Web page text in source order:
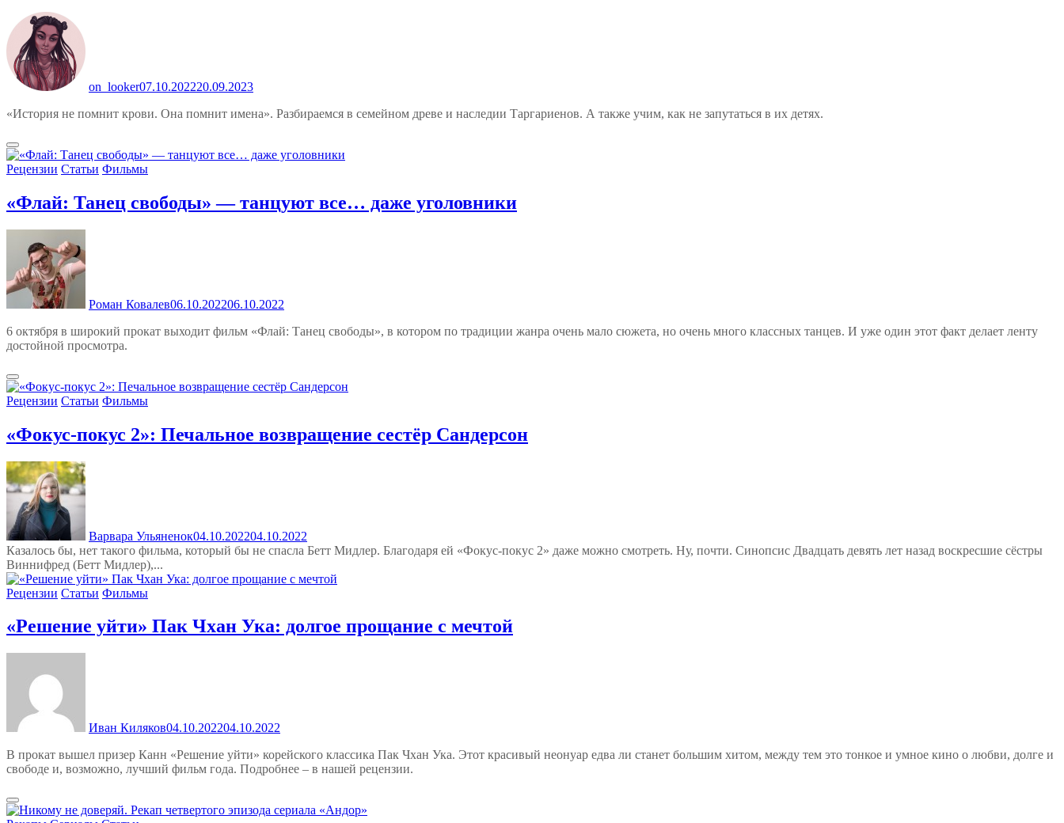
on_looker07.10.202220.09.2023
«История не помнит крови. Она помнит имена». Разбираемся в семейном древе и наследии Таргариенов. А также учим, как не запутаться в их детях.
Рецензии Статьи Фильмы
«Флай: Танец свободы» — танцуют все… даже уголовники
Роман Ковалев06.10.202206.10.2022
6 октября в широкий прокат выходит фильм «Флай: Танец свободы», в котором по традиции жанра очень мало сюжета, но очень много классных танцев. И уже один этот факт делает ленту
достойной просмотра.
Рецензии Статьи Фильмы
«Фокус-покус 2»: Печальное возвращение сестёр Сандерсон
Варвара Ульяненок04.10.202204.10.2022
Казалось бы, нет такого фильма, который бы не спасла Бетт Мидлер. Благодаря ей «Фокус-покус 2» даже можно смотреть. Ну, почти. Синопсис Двадцать девять лет назад воскресшие сёстры
Виннифред (Бетт Мидлер),...
Рецензии Статьи Фильмы
«Решение уйти» Пак Чхан Ука: долгое прощание с мечтой
Иван Киляков04.10.202204.10.2022
В прокат вышел призер Канн «Решение уйти» корейского классика Пак Чхан Ука. Этот красивый неонуар едва ли станет большим хитом, между тем это тонкое и умное кино о любви, долге и
свободе и, возможно, лучший фильм года. Подробнее – в нашей рецензии.